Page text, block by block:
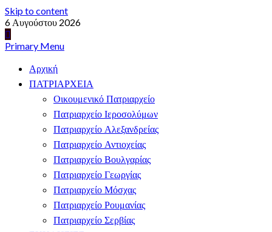
Skip to content
6 Αυγούστου 2026
Primary Menu
Αρχική
ΠΑΤΡΙΑΡΧΕΙΑ
Οικουμενικό Πατριαρχείο
Πατριαρχείο Ιεροσολύμων
Πατριαρχείο Αλεξανδρείας
Πατριαρχείο Αντιοχείας
Πατριαρχείο Βουλγαρίας
Πατριαρχείο Γεωργίας
Πατριαρχείο Μόσχας
Πατριαρχείο Ρουμανίας
Πατριαρχείο Σερβίας